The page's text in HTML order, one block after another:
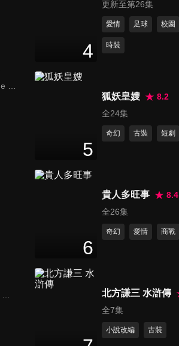
第13集
34分鐘
第18集
4
更新至第26集
愛情 足球 校園
時裝
5
狐妖皇嫂
8.2
全24集
奇幻 古裝 短劇
6
貴人多旺事
8.4
全26集
奇幻 愛情 商戰
北方謙三 水滸傳
全7集
小說改編 古裝